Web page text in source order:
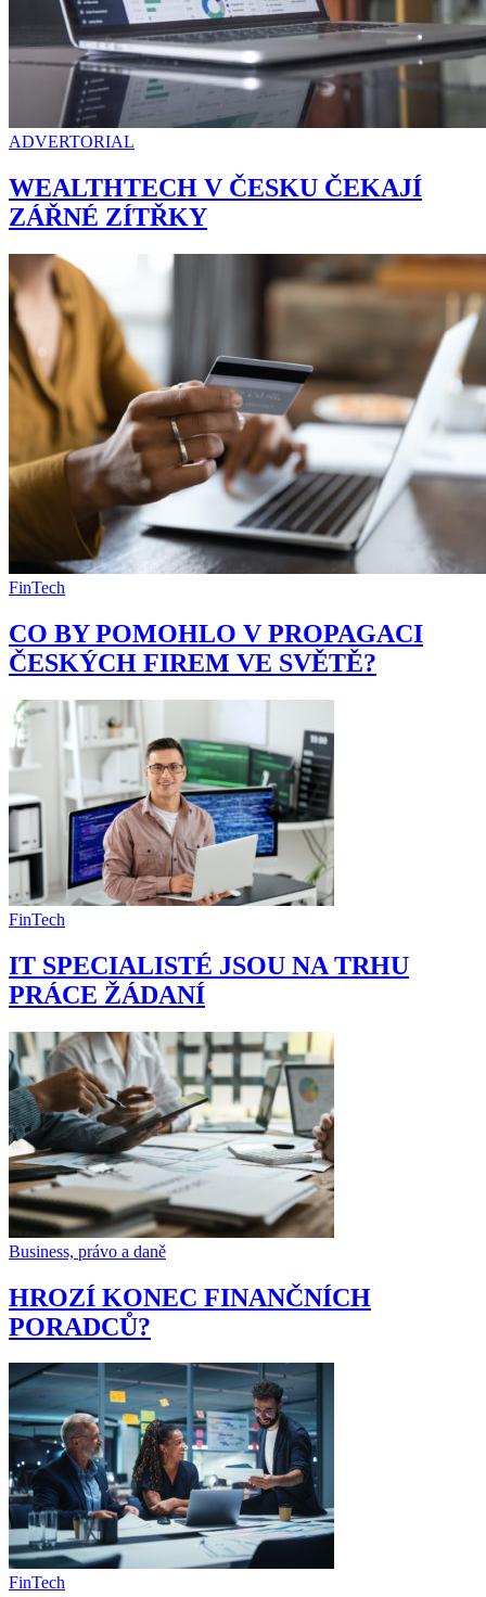
ADVERTORIAL
WEALTHTECH V ČESKU ČEKAJÍ
ZÁŘNÉ ZÍTŘKY
FinTech
CO BY POMOHLO V PROPAGACI
ČESKÝCH FIREM VE SVĚTĚ?
FinTech
IT SPECIALISTÉ JSOU NA TRHU
PRÁCE ŽÁDANÍ
Business, právo a daně
HROZÍ KONEC FINANČNÍCH
PORADCŮ?
FinTech